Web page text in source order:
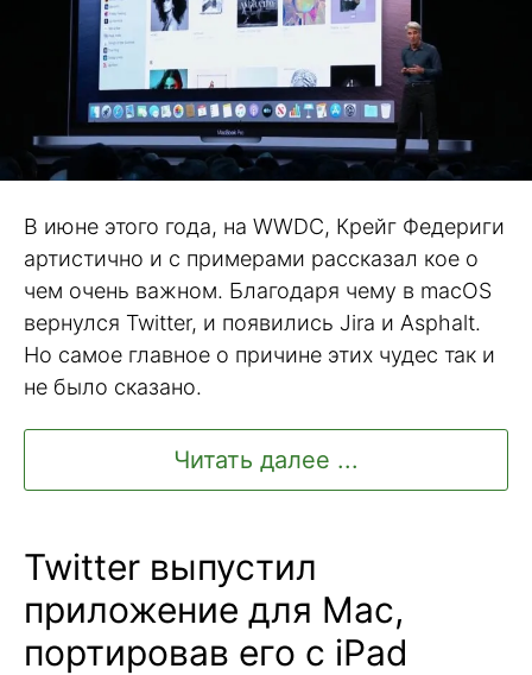
В июне этого года, на WWDC, Крейг Федериги
артистично и с примерами рассказал кое о
чем очень важном. Благодаря чему в macOS
вернулся Twitter, и появились Jira и Asphalt.
Но самое главное о причине этих чудес так и
не было сказано.
Читать далее ...
Twitter выпустил
приложение для Mac,
портировав его с iPad